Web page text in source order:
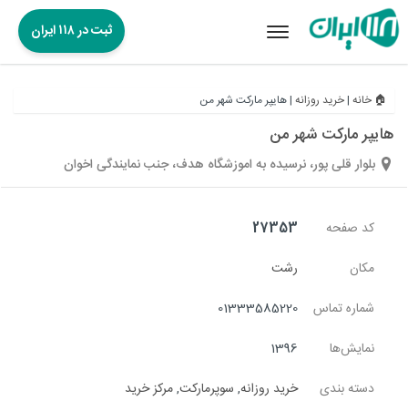
Toggle
ثبت در ۱۱۸ ایران
🏠 خانه |خرید روزانه |هایپر مارکت شهر من
هایپر مارکت شهر من
بلوار قلی پور، نرسیده به اموزشگاه هدف، جنب نمایندگی اخوان
کد صفحه
27353
مکان
رشت
شماره تماس
01333585220
نمایش‌ها
1396
دسته بندی
خرید روزانه, سوپرمارکت,مرکز خرید